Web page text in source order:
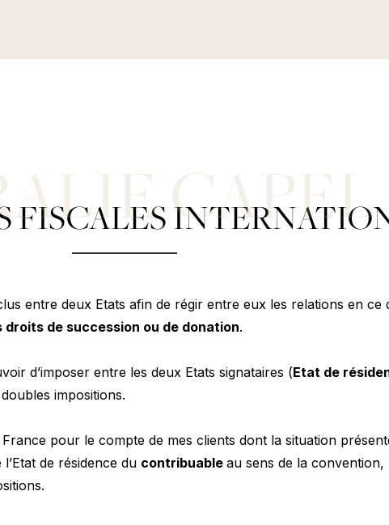
FISCALES
entre deux Etats afin de régir entre eux les relations en ce
droits de succession ou de donation.
d’imposer entre les deux Etats signataires (Etat de
impositions.
pour le compte de mes clients dont la situation
de résidence du contribuableau sens de la convention,